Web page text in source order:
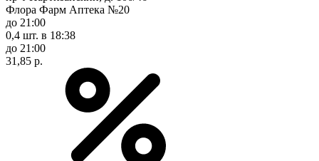
Флора Фарм Аптека №20
до 21:00
0,4 шт. в 18:38
до 21:00
31,85 р.